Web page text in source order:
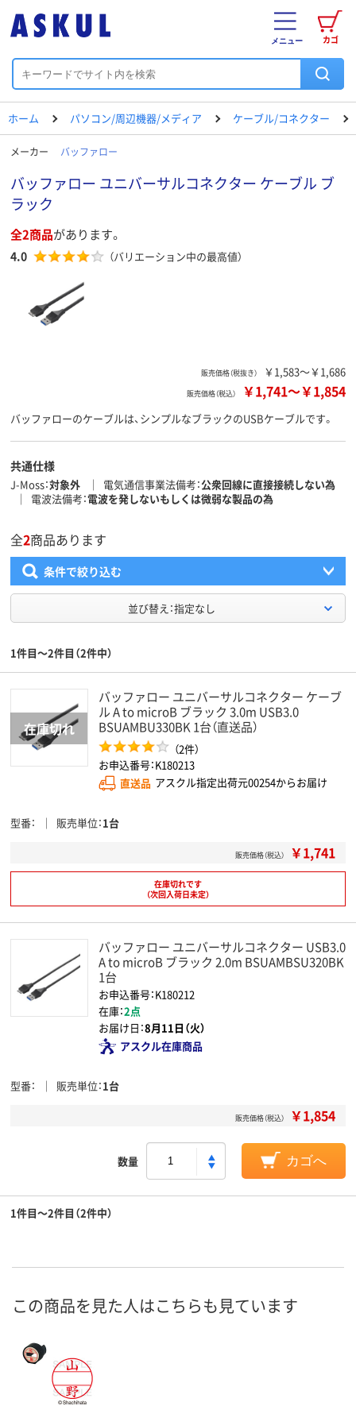
カゴ
メニュー
ホーム パソコン/周辺機器/メディア ケーブル/コネクター
メーカー バッファロー
バッファロー ユニバーサルコネクター ケーブル ブ
ラック
全2商品があります。
4.0 （バリエーション中の最高値）
販売価格（税抜き） ￥1,583～￥1,686
販売価格（税込） ￥1,741～￥1,854
バッファローのケーブルは、シンプルなブラックのUSBケーブルです。
共通仕様
J-Moss 対象外 電気通信事業法備考 公衆回線に直接接続しない為
電波法備考 電波を発しないもしくは微弱な製品の為
全2商品あります
条件で絞り込む
並び替え：指定なし
1件目～2件目（2件中）
バッファロー ユニバーサルコネクター ケーブ
ル A to microB ブラック 3.0m USB3.0
BSUAMBU330BK 1台（直送品）
（2件）
お申込番号：K180213
直送品 アスクル指定出荷元00254からお届け
型番 販売単位 1台
販売価格（税込） ￥1,741
在庫切れです
（次回入荷日未定）
バッファロー ユニバーサルコネクター USB3.0
A to microB ブラック 2.0m BSUAMBSU320BK
1台
お申込番号：K180212
在庫：2点
お届け日：8月11日（火）
アスクル在庫商品
型番 販売単位 1台
販売価格（税込） ￥1,854
数量 カゴへ
1件目～2件目（2件中）
この商品を見た人はこちらも見ています